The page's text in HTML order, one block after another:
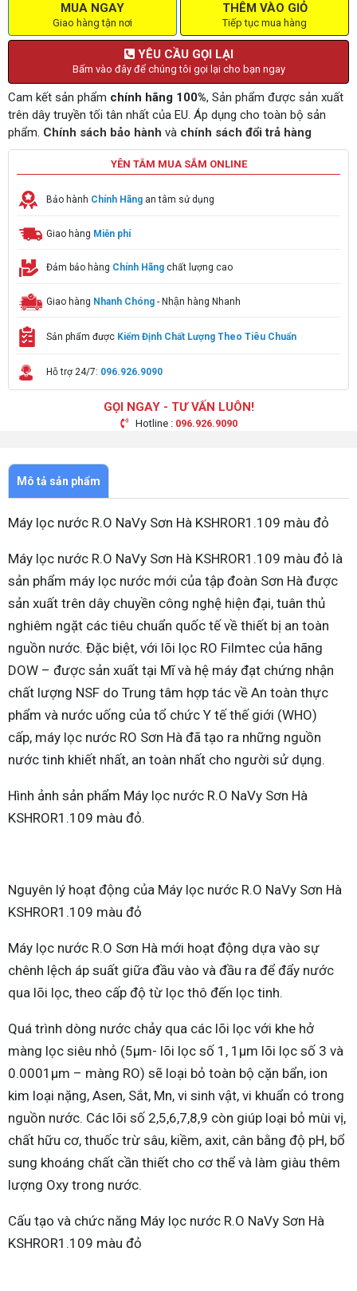
MUA NGAY
Giao hàng tận nơi
THÊM VÀO GIỎ
Tiếp tục mua hàng
YÊU CẦU GỌI LẠI
Bấm vào đây để chúng tôi gọi lại cho bạn ngay
Cam kết sản phẩm chính hãng 100%, Sản phẩm được sản xuất
trên dây truyền tối tân nhất của EU. Áp dụng cho toàn bộ sản
phẩm. Chính sách bảo hành và chính sách đổi trả hàng
YÊN TÂM MUA SẮM ONLINE
Bảo hành Chính Hãng an tâm sử dụng
Giao hàng Miễn phí
Đảm bảo hàng Chính Hãng chất lượng cao
Giao hàng Nhanh Chóng - Nhận hàng Nhanh
Sản phẩm được Kiểm Định Chất Lượng Theo Tiêu Chuẩn
Hỗ trợ 24/7: 096.926.9090
GỌI NGAY - TƯ VẤN LUÔN!
Hotline : 096.926.9090
Mô tả sản phẩm
Máy lọc nước R.O NaVy Sơn Hà KSHROR1.109 màu đỏ
Máy lọc nước R.O NaVy Sơn Hà KSHROR1.109 màu đỏ là
sản phẩm máy lọc nước mới của tập đoàn Sơn Hà được
sản xuất trên dây chuyền công nghệ hiện đại, tuân thủ
nghiêm ngặt các tiêu chuẩn quốc tế về thiết bị an toàn
nguồn nước. Đặc biệt, với lõi lọc RO Filmtec của hãng
DOW – được sản xuất tại Mĩ và hệ máy đạt chứng nhận
chất lượng NSF do Trung tâm hợp tác về An toàn thực
phẩm và nước uống của tổ chức Y tế thế giới (WHO)
cấp, máy lọc nước RO Sơn Hà đã tạo ra những nguồn
nước tinh khiết nhất, an toàn nhất cho người sử dụng.
Hình ảnh sản phẩm Máy lọc nước R.O NaVy Sơn Hà
KSHROR1.109 màu đỏ.
Nguyên lý hoạt động của Máy lọc nước R.O NaVy Sơn Hà
KSHROR1.109 màu đỏ
Máy lọc nước R.O Sơn Hà mới hoạt động dựa vào sự
chênh lệch áp suất giữa đầu vào và đầu ra để đẩy nước
qua lõi lọc, theo cấp độ từ lọc thô đến lọc tinh.
Quá trình dòng nước chảy qua các lõi lọc với khe hở
màng lọc siêu nhỏ (5µm- lõi lọc số 1, 1µm lõi lọc số 3 và
0.0001µm – màng RO) sẽ loại bỏ toàn bộ cặn bẩn, ion
kim loại nặng, Asen, Sắt, Mn, vi sinh vật, vi khuẩn có trong
nguồn nước. Các lõi số 2,5,6,7,8,9 còn giúp loại bỏ mùi vị,
chất hữu cơ, thuốc trừ sâu, kiềm, axit, cân bằng độ pH, bổ
sung khoáng chất cần thiết cho cơ thể và làm giàu thêm
lượng Oxy trong nước.
Cấu tạo và chức năng Máy lọc nước R.O NaVy Sơn Hà
KSHROR1.109 màu đỏ